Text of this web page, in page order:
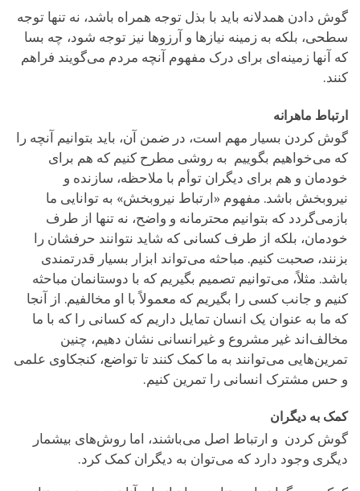
گوش دادن همدلانه باید با بذل توجه همراه باشد، نه تنها توجه
سطحی، بلکه به زمینه نیازها و آرزوها نیز توجه شود، چه بسا
که آنها زمینه‌ای برای درک مفهوم آنچه مردم می‌گویند فراهم
کنند.
ارتباط ماهرانه
گوش کردن بسیار مهم است، در ضمن آن، باید بتوانیم آنچه را
که می‌خواهیم بگوییم به روشی مطرح کنیم که هم برای
خودمان و هم برای دیگران توأم با ملاحظه، سازنده و
نیروبخش باشد. مفهوم «ارتباط نیروبخش» به توانایی ما
بازمی‌گردد که بتوانیم محترمانه و واضح، نه تنها از طرف
خودمان، بلکه از طرف کسانی که شاید نتوانند حرفشان را
بزنند، صحبت کنیم. مباحثه می‌تواند ابزار بسیار قدرتمندی
باشد. مثلاً، می‌توانیم تصمیم بگیریم که با دوستانمان مباحثه
کنیم و جانب کسی را بگیریم که معمولاً با او مخالفیم. از آنجا
که ما به عنوان یک انسان تمایل داریم که کسانی را که با ما
مخالف‌اند غیر مشروع و غیرانسانی نشان دهیم، چنین
تمرین‌هایی می‌توانند به ما کمک کنند تا تواضع، کنجکاوی علمی
و حس مشترک انسانی را تمرین کنیم.
کمک به دیگران
گوش کردن و ارتباط اصل می‌باشند، اما روش‌های بیشمار
دیگری وجود دارد که می‌توان به دیگران کمک کرد.